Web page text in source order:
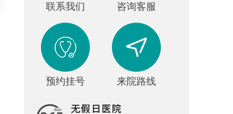
联系我们 咨询客服
预约挂号 来院路线